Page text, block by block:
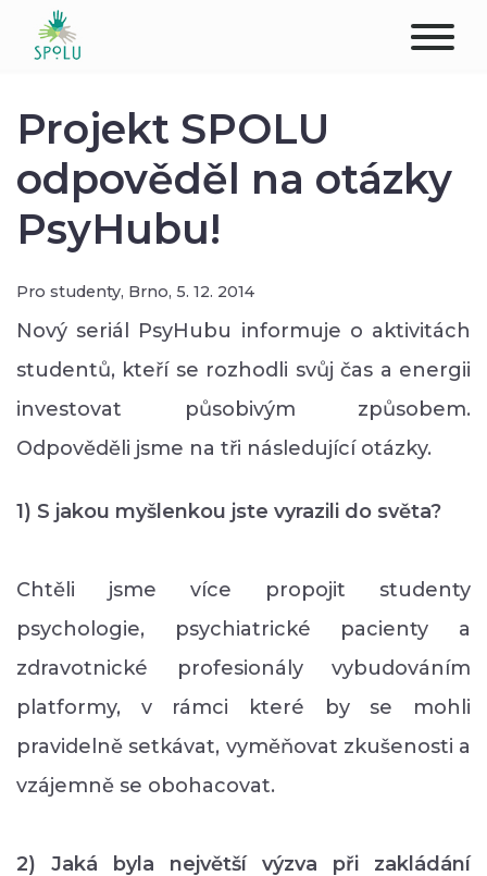
KONTAKT
PODPOŘTE NÁS
KLIENTI
PROFESIONÁLOVÉ
STUDENTI
Projekt SPOLU
odpověděl na otázky
PsyHubu!
Pro studenty, Brno, 5. 12. 2014
Nový seriál PsyHubu informuje o aktivitách
studentů, kteří se rozhodli svůj čas a energii
investovat působivým způsobem.
Odpověděli jsme na tři následující otázky.
1) S jakou myšlenkou jste vyrazili do světa?
Chtěli jsme více propojit studenty
psychologie, psychiatrické pacienty a
zdravotnické profesionály vybudováním
platformy, v rámci které by se mohli
pravidelně setkávat, vyměňovat zkušenosti a
vzájemně se obohacovat.
2) Jaká byla největší výzva při zakládání